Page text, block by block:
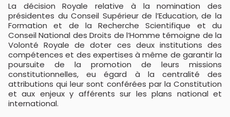
La décision Royale relative à la nomination des
présidentes du Conseil Supérieur de l’Education, de la
Formation et de la Recherche Scientifique et du
Conseil National des Droits de l’Homme témoigne de la
Volonté Royale de doter ces deux institutions des
compétences et des expertises à même de garantir la
poursuite de la promotion de leurs missions
constitutionnelles, eu égard à la centralité des
attributions qui leur sont conférées par la Constitution
et aux enjeux y afférents sur les plans national et
international.